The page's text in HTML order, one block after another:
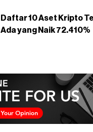
Daftar 10 Aset Kripto
Ada yang Naik 72.410%